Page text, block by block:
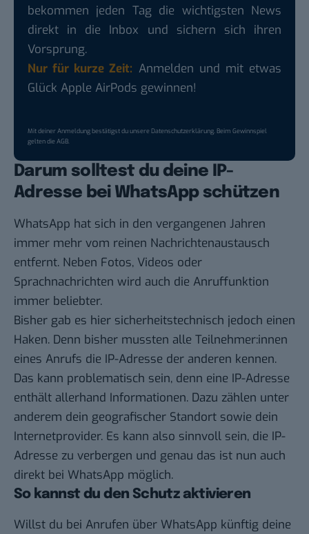
bekommen jeden Tag die wichtigsten News
direkt in die Inbox und sichern sich ihren
Vorsprung.
Nur für kurze Zeit: Anmelden und mit etwas
Glück Apple AirPods gewinnen!
Mit deiner Anmeldung bestätigst du unsereDatenschutzerklärung. Beim Gewinnspiel
gelten dieAGB.
Darum solltest du deine IP-
Adresse bei WhatsApp schützen
WhatsApp hat sich in den vergangenen Jahren
immer mehr vom reinen Nachrichtenaustausch
entfernt. Neben Fotos, Videos oder
Sprachnachrichten wird auch die Anruffunktion
immer beliebter.
Bisher gab es hier sicherheitstechnisch jedoch einen
Haken. Denn bisher mussten alle Teilnehmer:innen
eines Anrufs die IP-Adresse der anderen kennen.
Das kann problematisch sein, denn eine IP-Adresse
enthält allerhand Informationen. Dazu zählen unter
anderem dein geografischer Standort sowie dein
Internetprovider. Es kann also sinnvoll sein, die IP-
Adresse zu verbergen und genau das ist nun auch
direkt bei WhatsApp möglich.
So kannst du den Schutz aktivieren
Willst du bei Anrufen über WhatsApp künftig deine